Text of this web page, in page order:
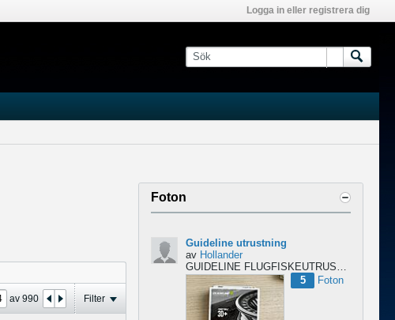
Logga in eller registrera dig
av 990 Filter
Foton
Guideline utrustning
av Hollander
GUIDELINE FLUGFISKEUTRUSTNING – NYTT & OÖPPNAT
5
Foton